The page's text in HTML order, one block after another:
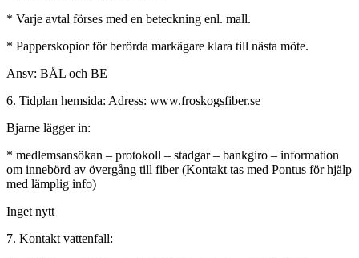
* Varje avtal förses med en beteckning enl. mall.
* Papperskopior för berörda markägare klara till nästa möte.
Ansv: BÅL och BE
6. Tidplan hemsida: Adress: www.froskogsfiber.se
Bjarne lägger in:
* medlemsansökan – protokoll – stadgar – bankgiro – information
om innebörd av övergång till fiber (Kontakt tas med Pontus för hjälp
med lämplig info)
Inget nytt
7. Kontakt vattenfall: